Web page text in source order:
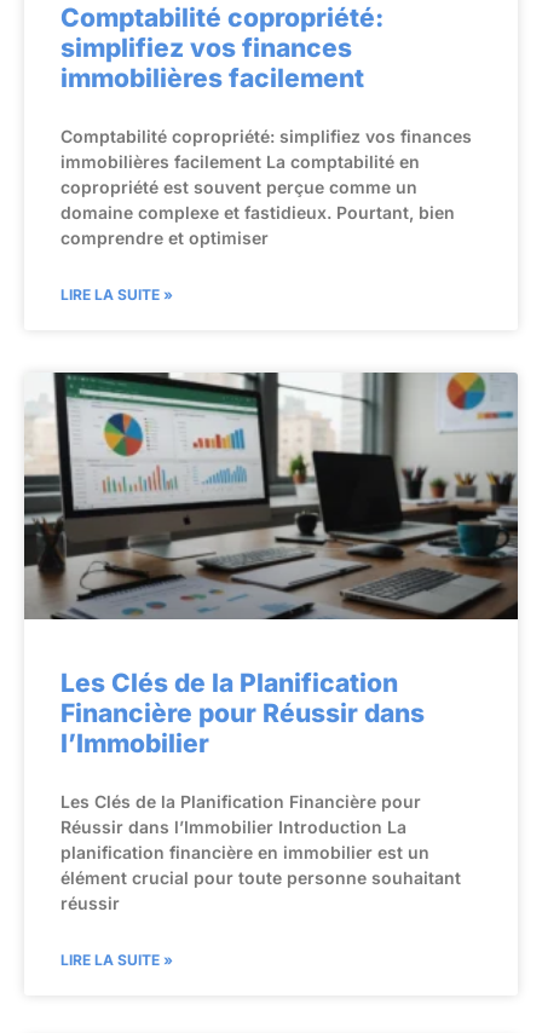
Comptabilité copropriété:
simplifiez vos finances
immobilières facilement
Comptabilité copropriété: simplifiez vos finances
immobilières facilement La comptabilité en
copropriété est souvent perçue comme un
domaine complexe et fastidieux. Pourtant, bien
comprendre et optimiser
LIRE LA SUITE »
Les Clés de la Planification
Financière pour Réussir dans
l’Immobilier
Les Clés de la Planification Financière pour
Réussir dans l’Immobilier Introduction La
planification financière en immobilier est un
élément crucial pour toute personne souhaitant
réussir
LIRE LA SUITE »